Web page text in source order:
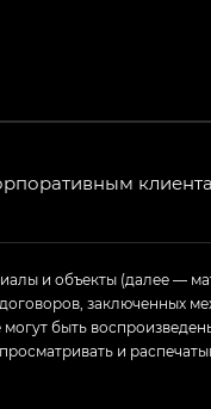
Би Полный
в
и объекты (далее —
быть
и